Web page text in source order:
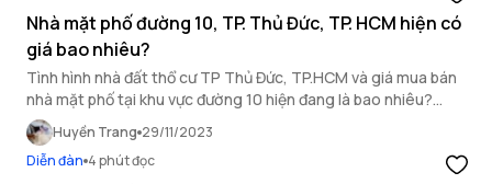
Nhà mặt phố đường 10, TP. Thủ Đức, TP. HCM hiện có
giá bao nhiêu?
Tình hình nhà đất thổ cư TP Thủ Đức, TP.HCM và giá mua bán
nhà mặt phố tại khu vực đường 10 hiện đang là bao nhiêu?
Tham khảo ngay sau đây!
Huyền Trang 29/11/2023
Diễn đàn 4 phút đọc